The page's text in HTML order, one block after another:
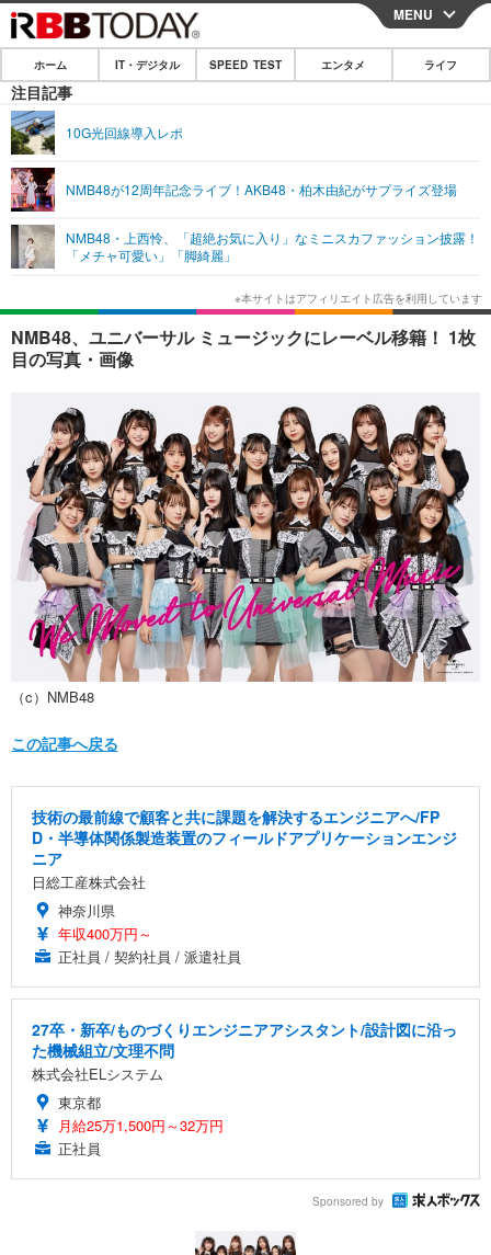
CLOSE
ホーム
IT・デジタル
ショッピング その他
SPEED TEST
エンタメ
エンタメTOP
韓国・芸能
音楽 スポーツ
ショッピング その他
ライフ
ライフTOP グルメ
ペット ショッピング
リリース一覧
プッシュ通知の停止方法
MENU
ホーム IT・デジタル SPEED TEST エンタメ ライフ
注目記事
10G光回線導入レポ
NMB48が12周年記念ライブ！AKB48・柏木由紀がサプライズ登場
NMB48・上西怜、「超絶お気に入り」なミニスカファッション披露！
「メチャ可愛い」「脚綺麗」
NMB48、ユニバーサル ミュージックにレーベル移籍！ 1枚
目の写真・画像
（c）NMB48
この記事へ戻る
技術の最前線で顧客と共に課題を解決するエンジニアへ/FP
D・半導体関係製造装置のフィールドアプリケーションエンジ
ニア
日総工産株式会社
神奈川県
年収400万円～
正社員 / 契約社員 / 派遣社員
27卒・新卒/ものづくりエンジニアアシスタント/設計図に沿っ
た機械組立/文理不問
株式会社ELシステム
東京都
月給25万1,500円～32万円
正社員
Sponsored by